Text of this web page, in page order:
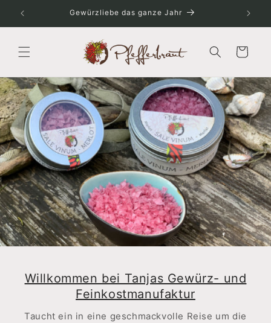
zum
Gewürzliebe das ganze Jahr
Warenkorb
Willkommen bei Tanjas Gewürz- und
Feinkostmanufaktur
Taucht ein in eine geschmackvolle Reise um die